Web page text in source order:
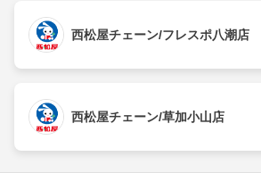
西松屋チェーン/フレスポ八潮店
西松屋チェーン/草加小山店